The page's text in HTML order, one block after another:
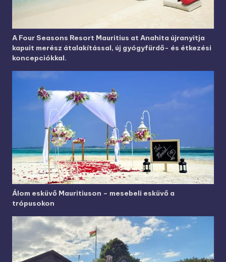
A Four Seasons Resort Mauritius at Anahita újranyitja
kapuit merész átalakítással, új gyógyfürdő- és étkezési
koncepciókkal.
Álom esküvő Mauritiuson – mesebeli esküvő a
trópusokon